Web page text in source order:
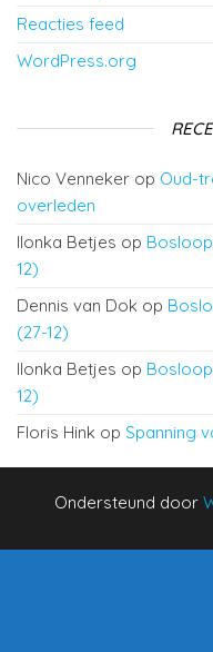
Reacties feed
WordPress.org
Nico Venneker op Oud-
overleden
Ilonka Betjes op
12)
Dennis van Dok op
(27-12)
Ilonka Betjes op
12)
Floris Hink op Spanning
Ondersteund door